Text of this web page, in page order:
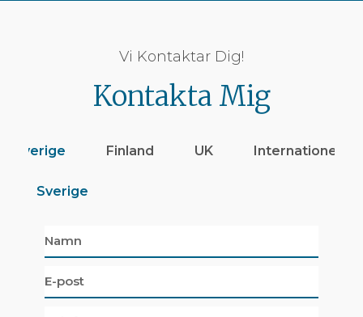
Vi Kontaktar Dig!
Kontakta Mig
Sverige Finland UK Internationellt
Sverige